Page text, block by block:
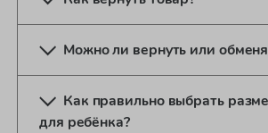
Можно ли вернуть или
Как правильно выбрать
для ребёнка?